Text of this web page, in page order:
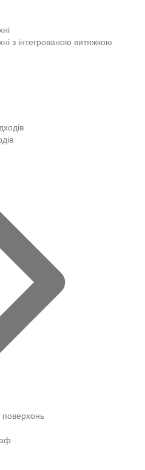
з інтегрованою витяжкою